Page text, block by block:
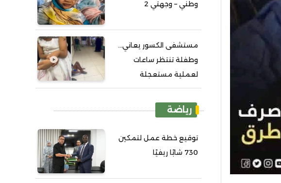
وطني – وجهتي 2
مستشفى الكسور يعاني...
وطفلة تنتظر ساعات
لعملية مستعجلة
رياضة
توقيع خطة عمل لتمكين
730 شابًا ريفيًا